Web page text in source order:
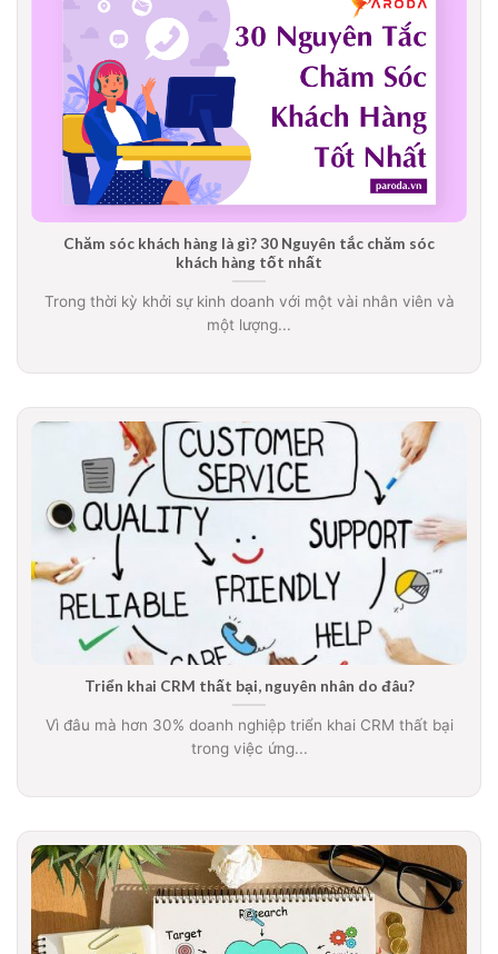
Chăm sóc khách hàng là gì? 30 Nguyên tắc chăm sóc
khách hàng tốt nhất
Trong thời kỳ khởi sự kinh doanh với một vài nhân viên và
một lượng...
Triển khai CRM thất bại, nguyên nhân do đâu?
Vì đâu mà hơn 30% doanh nghiệp triển khai CRM thất bại
trong việc ứng...